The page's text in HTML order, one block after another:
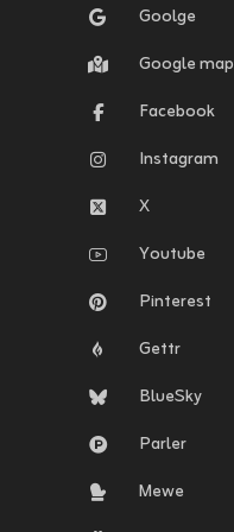
Goolge
Google map
Facebook
Instagram
X
Youtube
Pinterest
Gettr
BlueSky
Parler
Mewe